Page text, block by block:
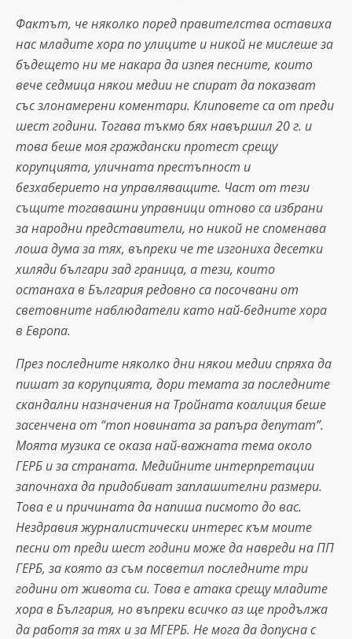
Фактът, че няколко поред правителства оставиха
нас младите хора по улиците и никой не мислеше за
бъдещето ни ме накара да изпея песните, които
вече седмица някои медии не спират да показват
със злонамерени коментари. Клиповете са от преди
шест години. Тогава тъкмо бях навършил 20 г. и
това беше моя граждански протест срещу
корупцията, уличната престъпност и
безхаберието на управляващите. Част от тези
същите тогавашни управници отново са избрани
за народни представители, но никой не споменава
лоша дума за тях, въпреки че те изгониха десетки
хиляди българи зад граница, а тези, които
останаха в България редовно са посочвани от
световните наблюдатели като най-бедните хора
в Европа.
През последните няколко дни някои медии спряха да
пишат за корупцията, дори темата за последните
скандални назначения на Тройната коалиция беше
засенчена от “топ новината за рапъра депутат”.
Моята музика се оказа най-важната тема около
ГЕРБ и за страната. Медийните интерпретации
започнаха да придобиват заплашителни размери.
Това е и причината да напиша писмото до вас.
Нездравия журналистически интерес към моите
песни от преди шест години може да навреди на ПП
ГЕРБ, за която аз съм посветил последните три
години от живота си. Това е атака срещу младите
хора в България, но въпреки всичко аз ще продължа
да работя за тях и за МГЕРБ. Не мога да допусна с